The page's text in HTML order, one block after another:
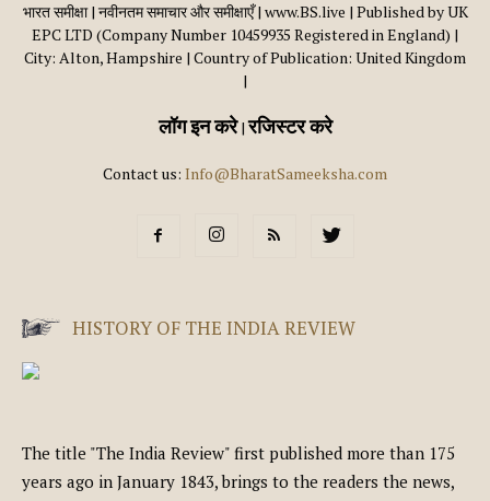
भारत समीक्षा | नवीनतम समाचार और समीक्षाएँ | www.BS.live | Published by UK
EPC LTD (Company Number 10459935 Registered in England) |
City: Alton, Hampshire | Country of Publication: United Kingdom
|
लॉग इन करे|रजिस्टर करे
Contact us: Info@BharatSameeksha.com
HISTORY OF THE INDIA REVIEW
The title "The India Review" first published more than 175
years ago in January 1843, brings to the readers the news,